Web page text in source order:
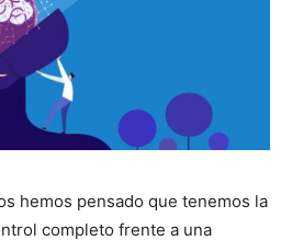
hemos pensado que tenemos la
completo frente a una